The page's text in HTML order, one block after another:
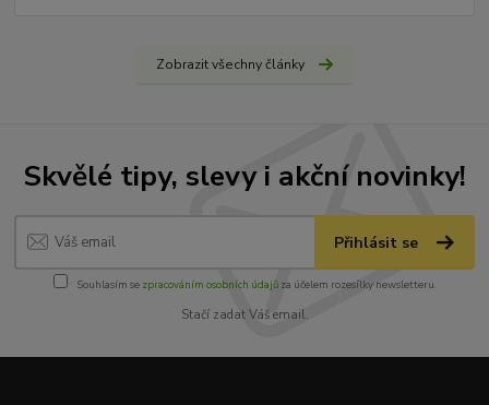
Zobrazit všechny články
Skvělé tipy, slevy i akční novinky!
Přihlásit se
Souhlasím se zpracováním osobních údajůza účelem rozesílky newsletteru.
Stačí zadat Váš email.